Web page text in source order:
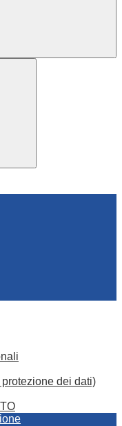
dei dati)